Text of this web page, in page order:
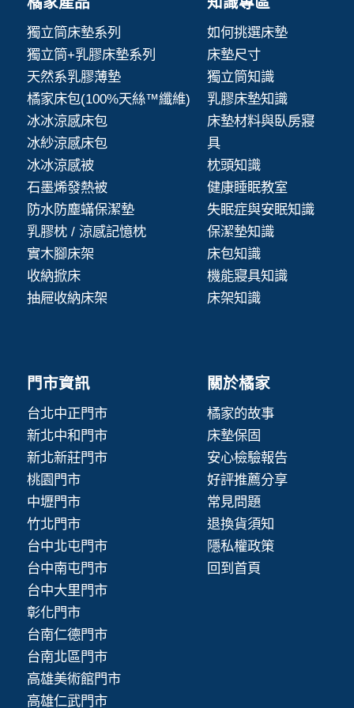
獨立筒床墊系列
獨立筒+乳膠床墊系列
天然系乳膠薄墊
橘家床包(100%天絲™纖維)
冰冰涼感床包
冰紗涼感床包
冰冰涼感被
石墨烯發熱被
防水防塵蟎保潔墊
乳膠枕 / 涼感記憶枕
實木腳床架
收納掀床
抽屜收納床架
如何挑選床墊
床墊尺寸
獨立筒知識
乳膠床墊知識
床墊材料與臥房寢
具
枕頭知識
健康睡眠教室
失眠症與安眠知識
保潔墊知識
床包知識
機能寢具知識
床架知識
門市資訊
台北中正門市
新北中和門市
新北新莊門市
桃園門市
中壢門市
竹北門市
台中北屯門市
台中南屯門市
台中大里門市
彰化門市
台南仁德門市
台南北區門市
高雄美術館門市
高雄仁武門市
關於橘家
橘家的故事
床墊保固
安心檢驗報告
好評推薦分享
常見問題
退換貨須知
隱私權政策
回到首頁